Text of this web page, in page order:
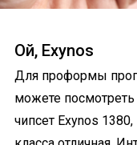
Ой, Exynos
Для проформы
можете посмотреть
чипсет Exynos